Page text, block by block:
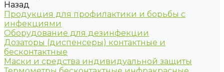
Назад
Продукция для профилактики и борьбы с
инфекциями
Оборудование для дезинфекции
Дозаторы (диспенсеры) контактные и
бесконтактные
Маски и средства индивидуальной защиты